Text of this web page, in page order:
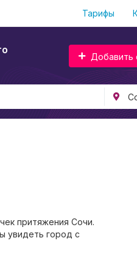
Тарифы
Добавить
притяжения Сочи.
увидеть город с